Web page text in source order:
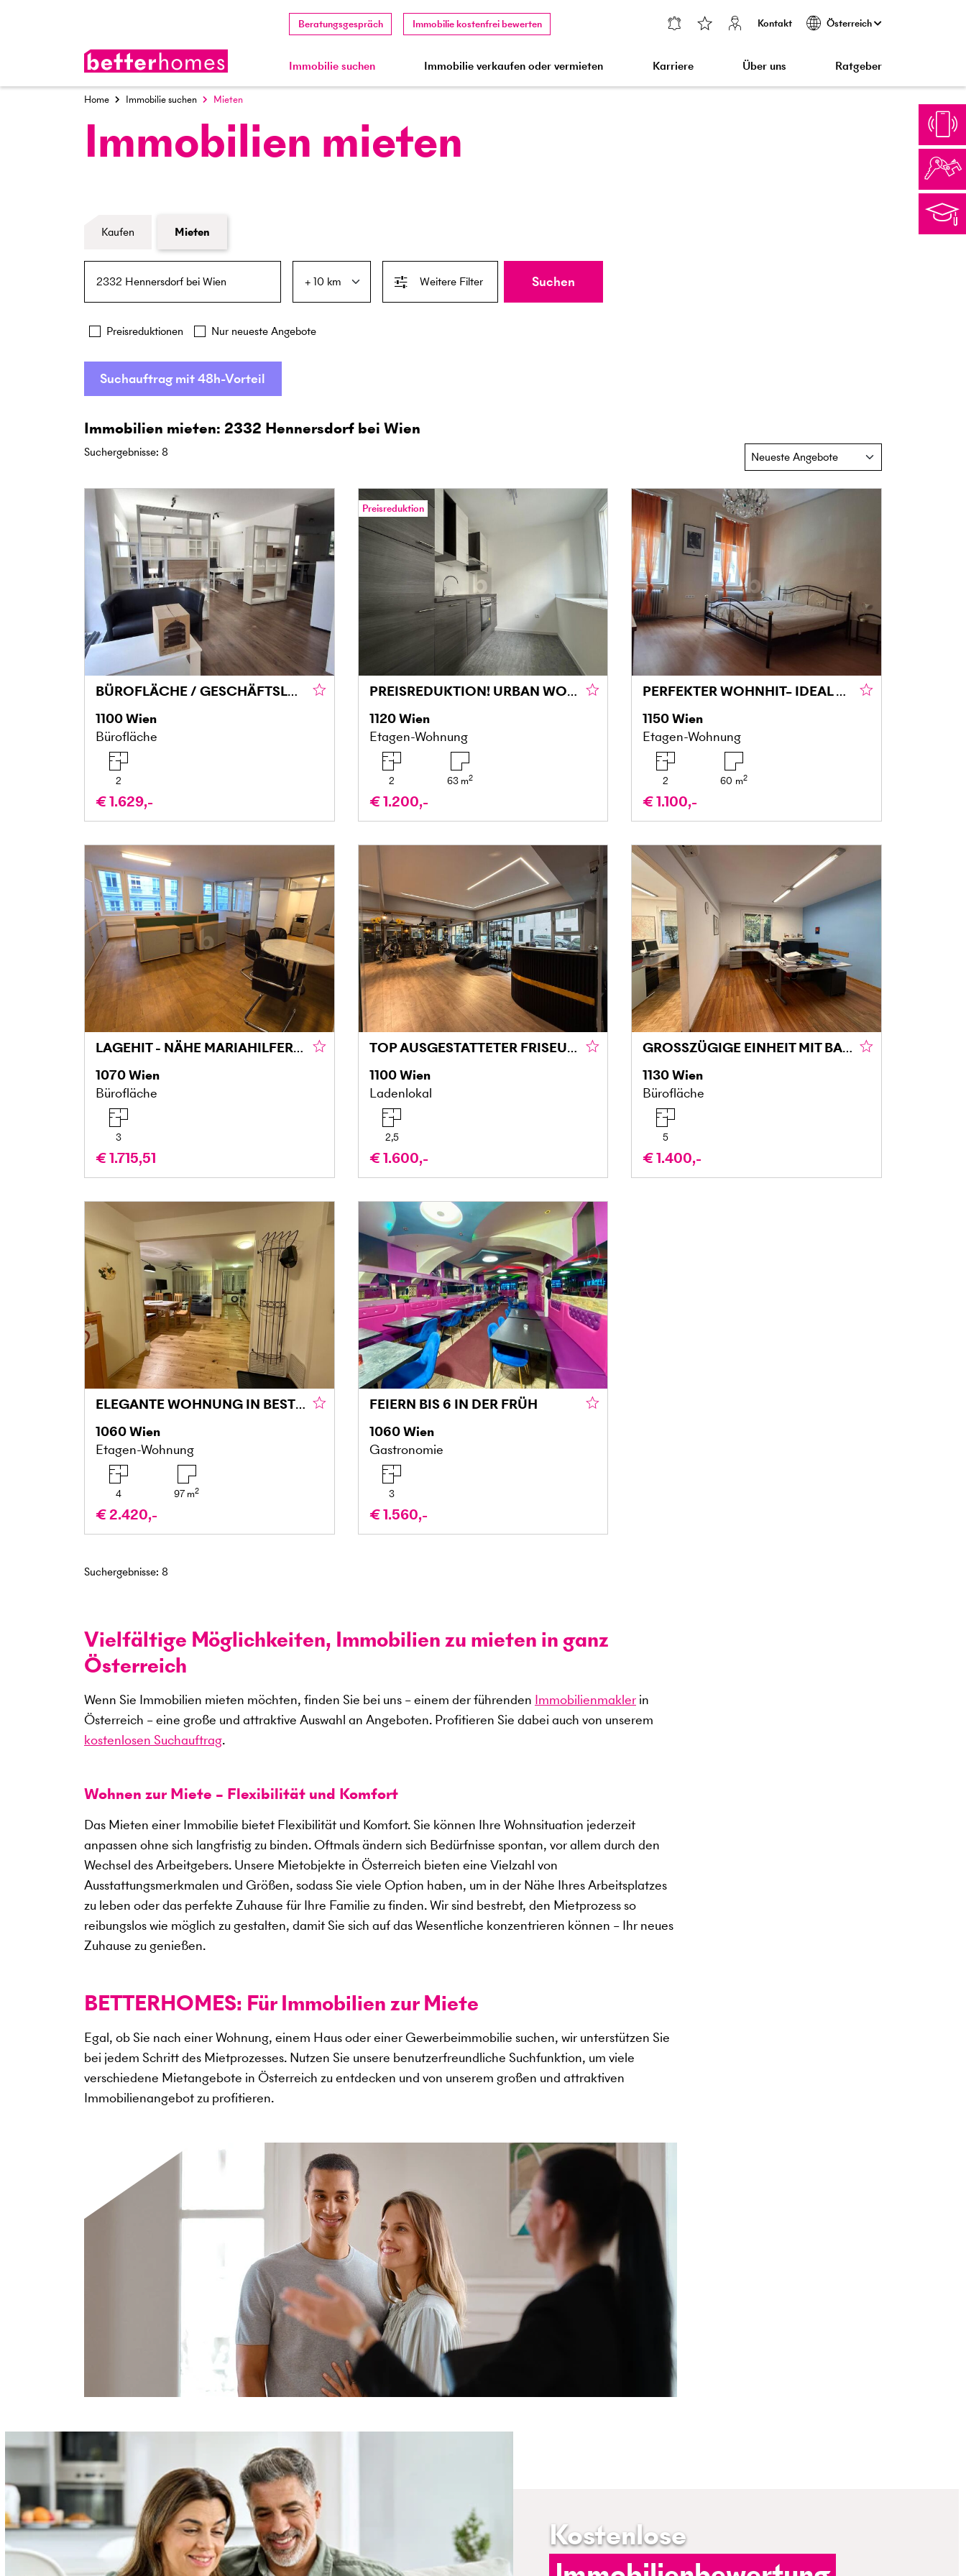
Beratungsgespräch Immobilie kostenfrei bewerten Kontakt Österreich
Immobilie suchen Immobilie verkaufen oder vermieten Karriere Über uns Ratgeber
Home Immobilie suchen Mieten
Immobilien mieten
Formular Immobiliensuche
Kaufen
Mieten
Weitere Filter
Preisreduktionen Nur neueste Angebote
Suchen
Suchauftrag mit 48h-Vorteil
Immobilien mieten: 2332 Hennersdorf bei Wien
Suchergebnisse: 8
BÜROFLÄCHE / GESCHÄFTSLOKAL MIT 91 M² IN 1100 WIEN – VIELSEITIG NUTZBAR IN GUTER LAGE
1100Wien
Bürofläche
2
€ 1.629,-
Preisreduktion
PREISREDUKTION! URBAN WOHNEN MIT RUHEFAKTOR – FRISCH SANIERTE 2-ZIMMER-WOHNUNG
1120Wien
Etagen-Wohnung
2 63 m2
€ 1.200,-
PERFEKTER WOHNHIT– IDEAL FÜR PAARE ODER WG INKL. BETRIEBSKOSTEN
1150Wien
Etagen-Wohnung
2 60 m2
€ 1.100,-
LAGEHIT - NÄHE MARIAHILFERSTRASSE
1070Wien
Bürofläche
3
€ 1.715,51
TOP AUSGESTATTETER FRISEURSALON – SOFORT STARTKLAR
1100Wien
Ladenlokal
2,5
€ 1.600,-
GROSSZÜGIGE EINHEIT MIT BALKON IN TOP-LAGE
1130Wien
Bürofläche
5
€ 1.400,-
ELEGANTE WOHNUNG IN BESTLAGE
1060Wien
Etagen-Wohnung
4 97 m2
€ 2.420,-
FEIERN BIS 6 IN DER FRÜH
1060Wien
Gastronomie
3
€ 1.560,-
Suchergebnisse: 8
Vielfältige Möglichkeiten, Immobilien zu mieten in ganz
Österreich
Wenn Sie Immobilien mieten möchten, finden Sie bei uns – einem der führenden Immobilienmakler in
Österreich – eine große und attraktive Auswahl an Angeboten. Profitieren Sie dabei auch von unserem
kostenlosen Suchauftrag.
Wohnen zur Miete – Flexibilität und Komfort
Das Mieten einer Immobilie bietet Flexibilität und Komfort. Sie können Ihre Wohnsituation jederzeit
anpassen ohne sich langfristig zu binden. Oftmals ändern sich Bedürfnisse spontan, vor allem durch den
Wechsel des Arbeitgebers. Unsere Mietobjekte in Österreich bieten eine Vielzahl von
Ausstattungsmerkmalen und Größen, sodass Sie viele Option haben, um in der Nähe Ihres Arbeitsplatzes
zu leben oder das perfekte Zuhause für Ihre Familie zu finden. Wir sind bestrebt, den Mietprozess so
reibungslos wie möglich zu gestalten, damit Sie sich auf das Wesentliche konzentrieren können – Ihr neues
Zuhause zu genießen.
BETTERHOMES: Für Immobilien zur Miete
Egal, ob Sie nach einer Wohnung, einem Haus oder einer Gewerbeimmobilie suchen, wir unterstützen Sie
bei jedem Schritt des Mietprozesses. Nutzen Sie unsere benutzerfreundliche Suchfunktion, um viele
verschiedene Mietangebote in Österreich zu entdecken und von unserem großen und attraktiven
Immobilienangebot zu profitieren.
Kostenlose